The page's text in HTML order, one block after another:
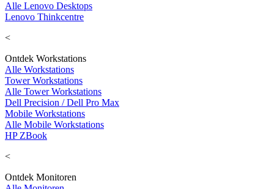
Alle Lenovo Desktops
Lenovo Thinkcentre
<
Ontdek Workstations
Alle Workstations
Tower Workstations
Alle Tower Workstations
Dell Precision / Dell Pro Max
Mobile Workstations
Alle Mobile Workstations
HP ZBook
<
Ontdek Monitoren